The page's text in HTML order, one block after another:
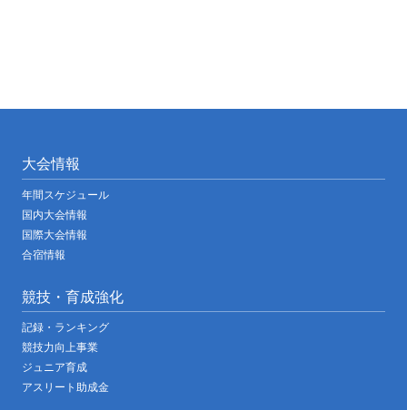
大会情報
年間スケジュール
国内大会情報
国際大会情報
合宿情報
競技・育成強化
記録・ランキング
競技力向上事業
ジュニア育成
アスリート助成金